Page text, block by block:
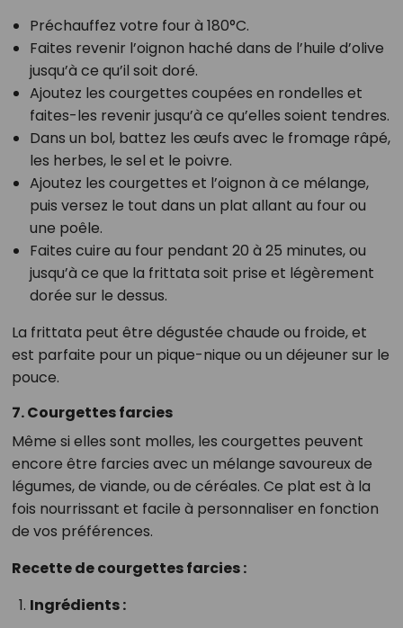
Préchauffez votre four à 180°C.
Faites revenir l’oignon haché dans de l’huile d’olive
jusqu’à ce qu’il soit doré.
Ajoutez les courgettes coupées en rondelles et
faites-les revenir jusqu’à ce qu’elles soient tendres.
Dans un bol, battez les œufs avec le fromage râpé,
les herbes, le sel et le poivre.
Ajoutez les courgettes et l’oignon à ce mélange,
puis versez le tout dans un plat allant au four ou
une poêle.
Faites cuire au four pendant 20 à 25 minutes, ou
jusqu’à ce que la frittata soit prise et légèrement
dorée sur le dessus.
La frittata peut être dégustée chaude ou froide, et
est parfaite pour un pique-nique ou un déjeuner sur le
pouce.
7. Courgettes farcies
Même si elles sont molles, les courgettes peuvent
encore être farcies avec un mélange savoureux de
légumes, de viande, ou de céréales. Ce plat est à la
fois nourrissant et facile à personnaliser en fonction
de vos préférences.
Recette de courgettes farcies :
Ingrédients :